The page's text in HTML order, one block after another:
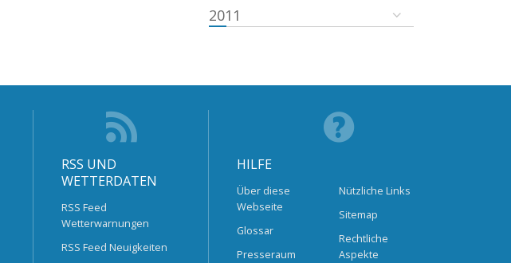
2011
RSS UND
WETTERDATEN
RSS Feed
Wetterwarnungen
RSS Feed Neuigkeiten
HILFE
Über diese
Webseite
Glossar
Presseraum
Nützliche Links
Sitemap
Rechtliche
Aspekte